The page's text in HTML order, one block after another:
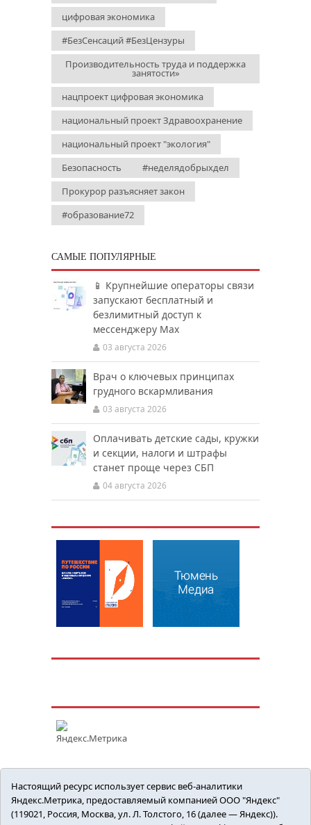
цифровая экономика
#БезСенсаций #БезЦензуры
Производительность труда и поддержка
занятости»
нацпроект цифровая экономика
национальный проект Здравоохранение
национальный проект "экология"
Безопасность
#неделядобрыхдел
Прокурор разъясняет закон
#образование72
САМЫЕ ПОПУЛЯРНЫЕ
📱 Крупнейшие операторы связи
запускают бесплатный и
безлимитный доступ к
мессенджеру Мах
03 августа 2026
Врач о ключевых принципах
грудного вскармливания
03 августа 2026
Оплачивать детские сады, кружки
и секции, налоги и штрафы
станет проще через СБП
04 августа 2026
Настоящий ресурс использует сервис веб-аналитики
Яндекс.Метрика, предоставляемый компанией ООО "Яндекс"
(119021, Россия, Москва, ул. Л. Толстого, 16 (далее — Яндекс)).